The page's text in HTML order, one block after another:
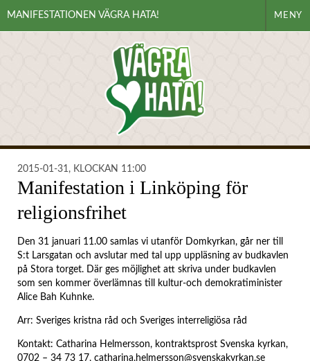
MANIFESTATIONEN VÄGRA HATA! MENY
2015-01-31, KLOCKAN 11:00
Manifestation i Linköping för
religionsfrihet
Den 31 januari 11.00 samlas vi utanför Domkyrkan, går ner till
S:t Larsgatan och avslutar med tal upp uppläsning av budkavlen
på Stora torget. Där ges möjlighet att skriva under budkavlen
som sen kommer överlämnas till kultur-och demokratiminister
Alice Bah Kuhnke.
Arr: Sveriges kristna råd och Sveriges interreligiösa råd
Kontakt: Catharina Helmersson, kontraktsprost Svenska kyrkan,
0702 – 34 73 17, catharina.helmersson@svenskakyrkan.se